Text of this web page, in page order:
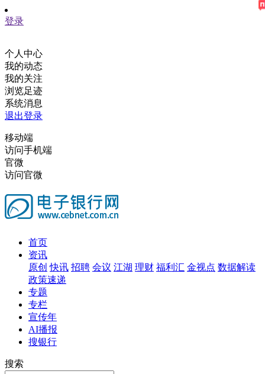
登录
个人中心
我的动态
我的关注
浏览足迹
系统消息
退出登录
移动端
访问手机端
官微
访问官微
首页
资讯
原创 快讯 招聘 会议 江湖 理财 福利汇 金视点 数据解读
政策速递
专题
专栏
宣传年
AI播报
搜银行
搜索